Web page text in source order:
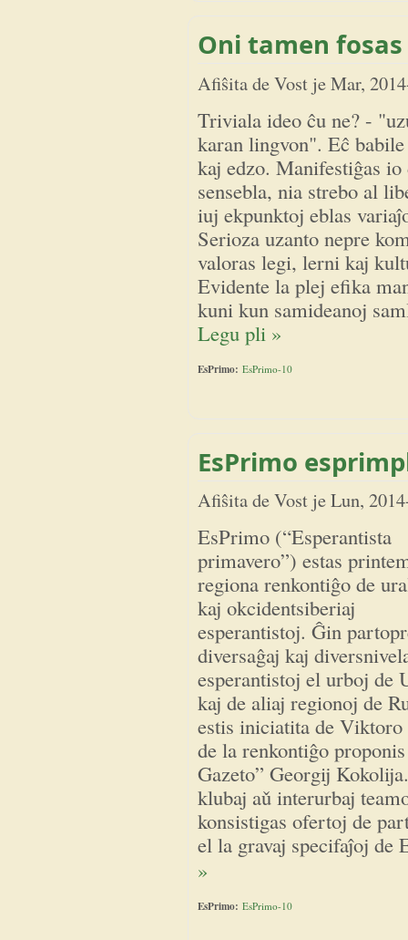
Oni tamen
Afiŝita deVost jeMar,
Triviala ideo ĉu ne? -
karan lingvon". Eĉ
kaj edzo. Manifestiĝas io
sensebla, nia strebo al
iuj ekpunktoj eblas
Serioza uzanto nepre
valoras legi, lerni kaj
Evidente la plej efika
kuni kun samideanoj
Legu pli »
EsPrimo: EsPrimo-10
EsPrimo
Afiŝita deVost jeLun,
EsPrimo (“Esperantista
primavero”) estas
regiona renkontiĝo de
kaj okcidentsiberiaj
esperantistoj. Ĝin
diversaĝaj kaj
esperantistoj el urboj de
kaj de aliaj regionoj de
estis iniciatita de
de la renkontiĝo
Gazeto” Georgij
klubaj aǔ interurbaj
konsistigas ofertoj de
el la gravaj specifaĵoj de
»
EsPrimo: EsPrimo-10